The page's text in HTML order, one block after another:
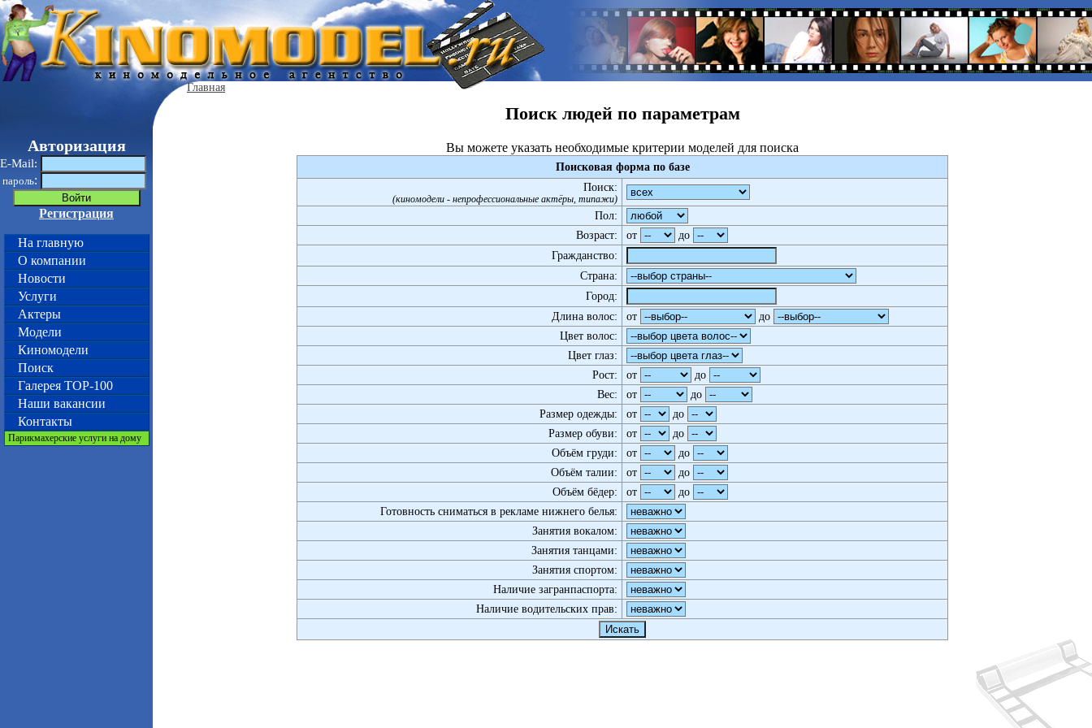
Авторизация
E-Mail:
пароль:
Регистрация
На главную
О компании
Новости
Услуги
Актеры
Модели
Киномодели
Поиск
Галерея TOP-100
Наши вакансии
Контакты
Парикмахерские услуги на дому
Главная
Поиск людей по параметрам
Вы можете указать необходимые критерии моделей для поиска
Поисковая форма по базе
Поиск:
(киномодели - непрофессиональные актёры, типажи)
Пол:
Возраст:
от
до
Гражданство:
Страна:
Город:
Длина волос:
от
до
Цвет волос:
Цвет глаз:
Рост:
от
до
Вес:
от
до
Размер одежды:
от
до
Размер обуви:
от
до
Объём груди:
от
до
Объём талии:
от
до
Объём бёдер:
от
до
Готовность сниматься в рекламе нижнего белья:
Занятия вокалом:
Занятия танцами:
Занятия спортом:
Наличие загранпаспорта:
Наличие водительских прав: